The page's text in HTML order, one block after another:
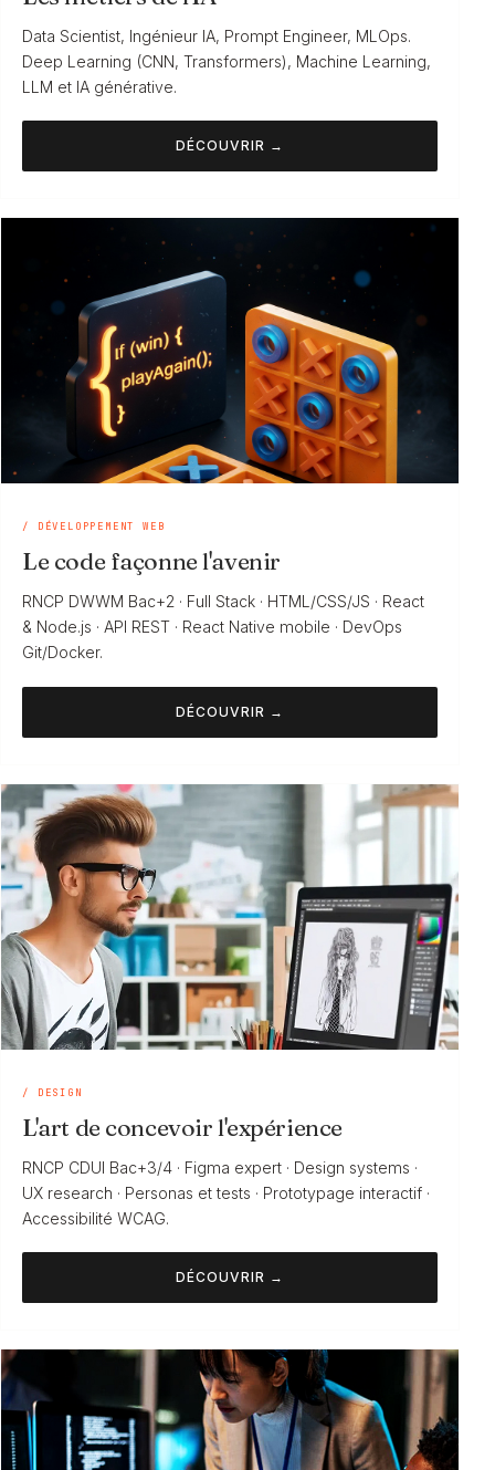
Data Scientist, Ingénieur IA, Prompt Engineer, MLOps.
Deep Learning (CNN, Transformers), Machine Learning,
LLM et IA générative.
DÉCOUVRIR →
/ DÉVELOPPEMENT WEB
Le code façonne l'avenir
RNCP DWWM Bac+2 · Full Stack · HTML/CSS/JS · React
& Node.js · API REST · React Native mobile · DevOps
Git/Docker.
DÉCOUVRIR →
/ DESIGN
L'art de concevoir l'expérience
RNCP CDUI Bac+3/4 · Figma expert · Design systems ·
UX research · Personas et tests · Prototypage interactif ·
Accessibilité WCAG.
DÉCOUVRIR →